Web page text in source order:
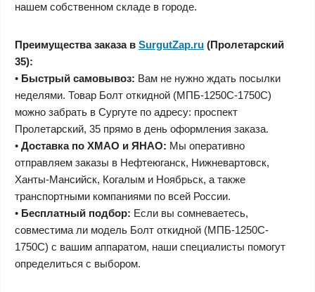
нашем собственном складе в городе.
Преимущества заказа в SurgutZap.ru (Пролетарский
35):
• Быстрый самовывоз: Вам не нужно ждать посылки
неделями. Товар Болт откидной (МПБ-1250C-1750C)
можно забрать в Сургуте по адресу: проспект
Пролетарский, 35 прямо в день оформления заказа.
• Доставка по ХМАО и ЯНАО: Мы оперативно
отправляем заказы в Нефтеюганск, Нижневартовск,
Ханты-Мансийск, Когалым и Ноябрьск, а также
транспортными компаниями по всей России.
• Бесплатный подбор: Если вы сомневаетесь,
совместима ли модель Болт откидной (МПБ-1250C-
1750C) с вашим аппаратом, наши специалисты помогут
определиться с выбором.